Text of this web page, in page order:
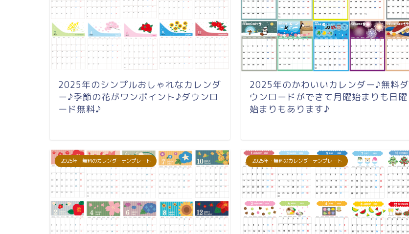
2025年のシンプルおしゃれなカレンダ
ー♪季節の花がワンポイント♪ダウンロ
ード無料♪
2025年のかわいいカレンダー♪無料ダ
ウンロードができて月曜始まりも日曜
始まりもあります♪
2025年・無料のカレンダーテンプレート 2025年・無料のカレンダーテンプレート